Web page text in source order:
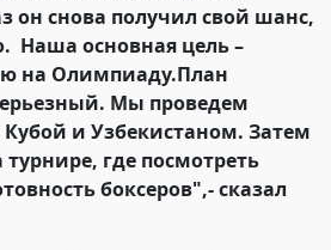
он снова получил свой шанс,
Наша основная цель –
на Олимпиаду.План
Мы проведем
и Узбекистаном. Затем
где посмотреть
боксеров",- сказал